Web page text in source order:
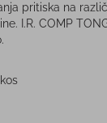
pritiska na
I.R. COMP